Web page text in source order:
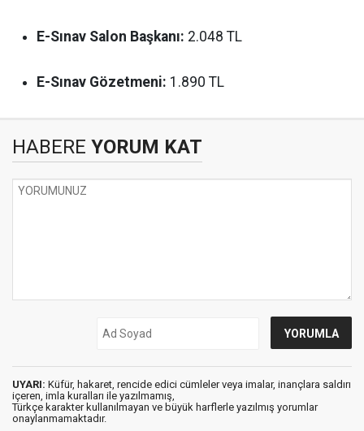
E-Sınav Salon Başkanı: 2.048 TL
E-Sınav Gözetmeni: 1.890 TL
HABERE YORUM KAT
UYARI: Küfür, hakaret, rencide edici cümleler veya imalar, inançlara saldırı
içeren, imla kuralları ile yazılmamış,
Türkçe karakter kullanılmayan ve büyük harflerle yazılmış yorumlar
onaylanmamaktadır.